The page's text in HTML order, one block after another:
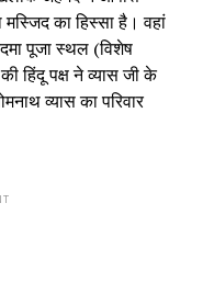
का हिस्सा है। वहां
पूजा स्थल (विशेष
हिंदू पक्ष ने व्यास जी के
व्यास का परिवार